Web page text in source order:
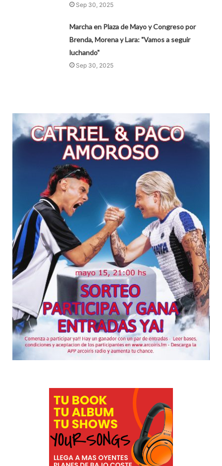
Sep 30, 2025
Marcha en Plaza de Mayo y Congreso por
Brenda, Morena y Lara: "Vamos a seguir
luchando"
Sep 30, 2025